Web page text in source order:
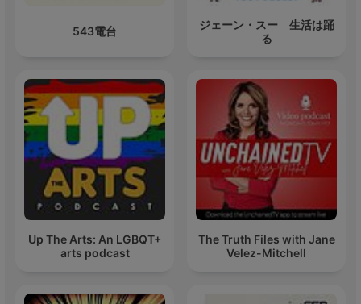
543電台
ジェーン・スー 生活は踊
る
Up The Arts: An LGBQT+
arts podcast
The Truth Files with Jane
Velez-Mitchell